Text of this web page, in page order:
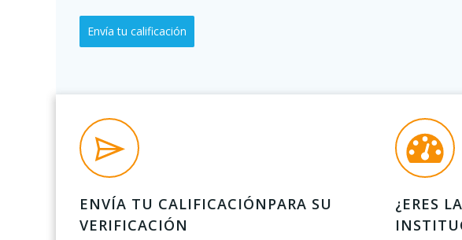
Envía tu calificación
ENVÍA TU CALIFICACIÓNPARA SU
VERIFICACIÓN
¿ERES